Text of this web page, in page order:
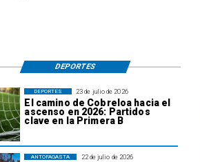
23 de julio de 2026
El camino de Cobreloa hacia el
ascenso en 2026: Partidos
clave en la Primera B
DEPORTES
22 de julio de 2026
ANTOFAGASTA
DEPORTES